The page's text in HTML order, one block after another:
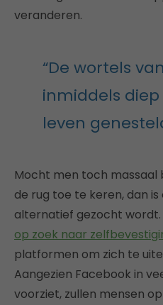
veranderen.
“De wortels
inmiddels
leven
Mocht men toch massaal
de rug toe te keren, dan
alternatief gezocht wordt.
op zoek naar
platformen om zich te
Aangezien Facebook in
voorziet, zullen mensen